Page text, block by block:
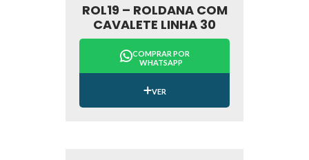
ROL19 – ROLDANA COM
CAVALETE LINHA 30
COMPRAR POR
WHATSAPP
VER